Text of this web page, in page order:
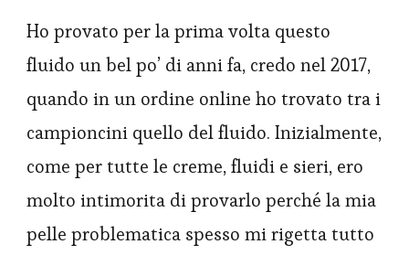
Ho provato per la prima volta questo
fluido un bel po’ di anni fa, credo nel 2017,
quando in un ordine online ho trovato tra i
campioncini quello del fluido. Inizialmente,
come per tutte le creme, fluidi e sieri, ero
molto intimorita di provarlo perché la mia
pelle problematica spesso mi rigetta tutto